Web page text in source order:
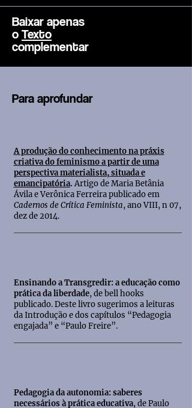
Baixar apenas
o Texto
complementar
Para aprofundar
A produção do conhecimento na práxis
criativa do feminismo a partir de uma
perspectiva materialista, situada e
emancipatória.Artigo de Maria Betânia
Ávila e Verônica Ferreira publicado em
Cadernos de Crítica Feminista, ano VIII, n 07,
dez de 2014.
Ensinando a Transgredir: a educação como
prática da liberdade, de bell hooks
publicado. Deste livro sugerimos a leituras
da Introdução e dos capítulos “Pedagogia
engajada” e “Paulo Freire”.
Pedagogia da autonomia: saberes
necessários à prática educativa, de Paulo